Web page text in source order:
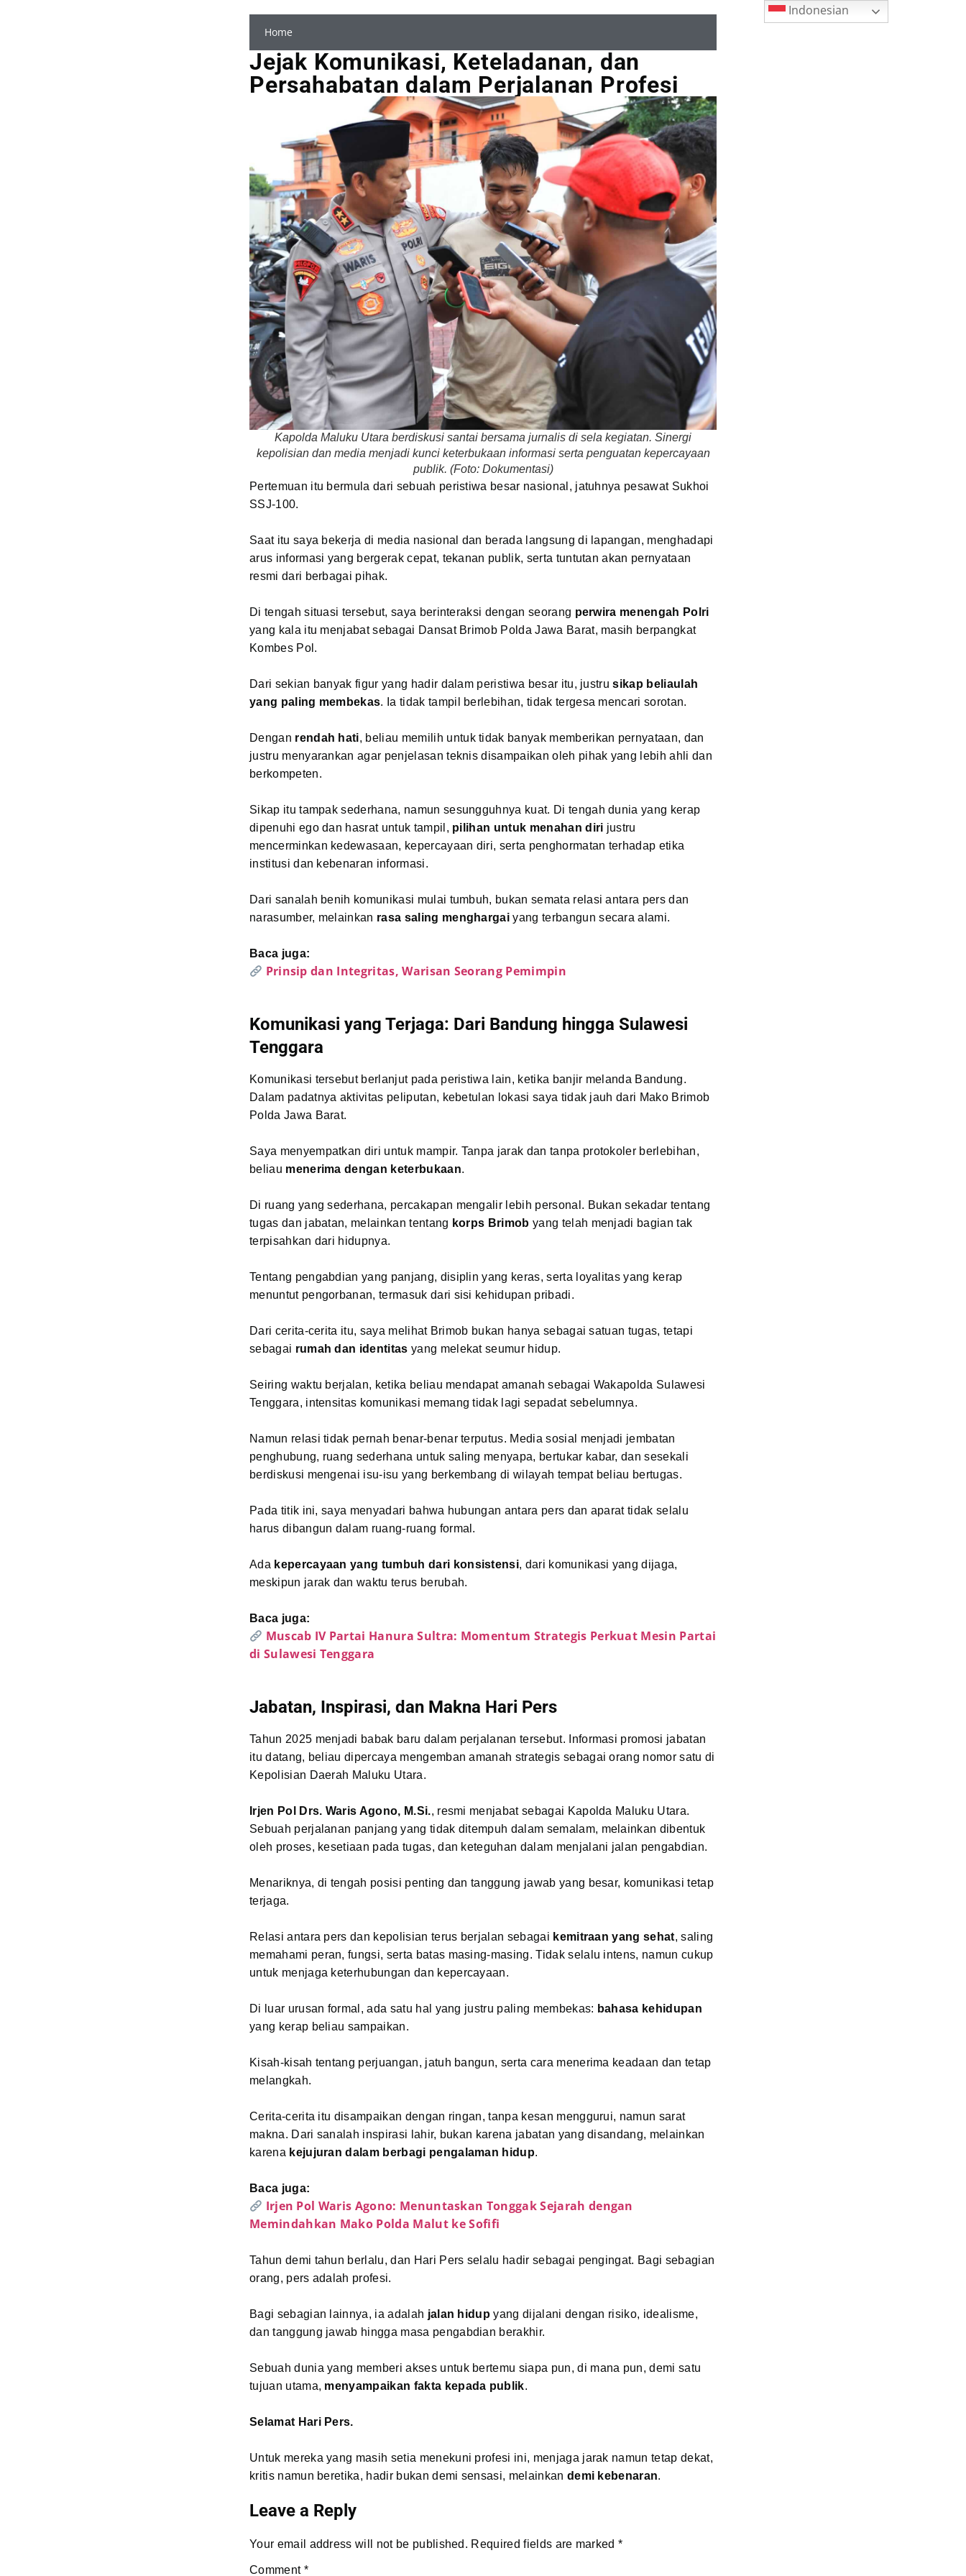
Home
Jejak Komunikasi, Keteladanan, dan
Persahabatan dalam Perjalanan Profesi
Kapolda Maluku Utara berdiskusi santai bersama jurnalis di sela kegiatan. Sinergi
kepolisian dan media menjadi kunci keterbukaan informasi serta penguatan kepercayaan
publik. (Foto: Dokumentasi)
Pertemuan itu bermula dari sebuah peristiwa besar nasional, jatuhnya pesawat Sukhoi
SSJ-100.
Saat itu saya bekerja di media nasional dan berada langsung di lapangan, menghadapi
arus informasi yang bergerak cepat, tekanan publik, serta tuntutan akan pernyataan
resmi dari berbagai pihak.
Di tengah situasi tersebut, saya berinteraksi dengan seorang perwira menengah Polri
yang kala itu menjabat sebagai Dansat Brimob Polda Jawa Barat, masih berpangkat
Kombes Pol.
Dari sekian banyak figur yang hadir dalam peristiwa besar itu, justrusikap beliaulah
yang paling membekas. Ia tidak tampil berlebihan, tidak tergesa mencari sorotan.
Dengan rendah hati, beliau memilih untuk tidak banyak memberikan pernyataan, dan
justru menyarankan agar penjelasan teknis disampaikan oleh pihak yang lebih ahli dan
berkompeten.
Sikap itu tampak sederhana, namun sesungguhnya kuat. Di tengah dunia yang kerap
dipenuhi ego dan hasrat untuk tampil, pilihan untuk menahan diri justru
mencerminkan kedewasaan, kepercayaan diri, serta penghormatan terhadap etika
institusi dan kebenaran informasi.
Dari sanalah benih komunikasi mulai tumbuh, bukan semata relasi antara pers dan
narasumber, melainkan rasa saling menghargai yang terbangun secara alami.
Baca juga:
Prinsip dan Integritas, Warisan Seorang Pemimpin
Komunikasi yang Terjaga: Dari Bandung hingga Sulawesi
Tenggara
Komunikasi tersebut berlanjut pada peristiwa lain, ketika banjir melanda Bandung.
Dalam padatnya aktivitas peliputan, kebetulan lokasi saya tidak jauh dari Mako Brimob
Polda Jawa Barat.
Saya menyempatkan diri untuk mampir. Tanpa jarak dan tanpa protokoler berlebihan,
beliau menerima dengan keterbukaan.
Di ruang yang sederhana, percakapan mengalir lebih personal. Bukan sekadar tentang
tugas dan jabatan, melainkan tentang korps Brimob yang telah menjadi bagian tak
terpisahkan dari hidupnya.
Tentang pengabdian yang panjang, disiplin yang keras, serta loyalitas yang kerap
menuntut pengorbanan, termasuk dari sisi kehidupan pribadi.
Dari cerita-cerita itu, saya melihat Brimob bukan hanya sebagai satuan tugas, tetapi
sebagai rumah dan identitas yang melekat seumur hidup.
Seiring waktu berjalan, ketika beliau mendapat amanah sebagai Wakapolda Sulawesi
Tenggara, intensitas komunikasi memang tidak lagi sepadat sebelumnya.
Namun relasi tidak pernah benar-benar terputus. Media sosial menjadi jembatan
penghubung, ruang sederhana untuk saling menyapa, bertukar kabar, dan sesekali
berdiskusi mengenai isu-isu yang berkembang di wilayah tempat beliau bertugas.
Pada titik ini, saya menyadari bahwa hubungan antara pers dan aparat tidak selalu
harus dibangun dalam ruang-ruang formal.
Ada kepercayaan yang tumbuh dari konsistensi, dari komunikasi yang dijaga,
meskipun jarak dan waktu terus berubah.
Baca juga:
Muscab IV Partai Hanura Sultra: Momentum Strategis Perkuat Mesin Partai
di Sulawesi Tenggara
Jabatan, Inspirasi, dan Makna Hari Pers
Tahun 2025 menjadi babak baru dalam perjalanan tersebut. Informasi promosi jabatan
itu datang, beliau dipercaya mengemban amanah strategis sebagai orang nomor satu di
Kepolisian Daerah Maluku Utara.
Irjen Pol Drs. Waris Agono, M.Si., resmi menjabat sebagai Kapolda Maluku Utara.
Sebuah perjalanan panjang yang tidak ditempuh dalam semalam, melainkan dibentuk
oleh proses, kesetiaan pada tugas, dan keteguhan dalam menjalani jalan pengabdian.
Menariknya, di tengah posisi penting dan tanggung jawab yang besar, komunikasi tetap
terjaga.
Relasi antara pers dan kepolisian terus berjalan sebagai kemitraan yang sehat, saling
memahami peran, fungsi, serta batas masing-masing. Tidak selalu intens, namun cukup
untuk menjaga keterhubungan dan kepercayaan.
Di luar urusan formal, ada satu hal yang justru paling membekas: bahasa kehidupan
yang kerap beliau sampaikan.
Kisah-kisah tentang perjuangan, jatuh bangun, serta cara menerima keadaan dan tetap
melangkah.
Cerita-cerita itu disampaikan dengan ringan, tanpa kesan menggurui, namun sarat
makna. Dari sanalah inspirasi lahir, bukan karena jabatan yang disandang, melainkan
karena kejujuran dalam berbagi pengalaman hidup.
Baca juga:
Irjen Pol Waris Agono: Menuntaskan Tonggak Sejarah dengan
Memindahkan Mako Polda Malut ke Sofifi
Tahun demi tahun berlalu, dan Hari Pers selalu hadir sebagai pengingat. Bagi sebagian
orang, pers adalah profesi.
Bagi sebagian lainnya, ia adalah jalan hidup yang dijalani dengan risiko, idealisme,
dan tanggung jawab hingga masa pengabdian berakhir.
Sebuah dunia yang memberi akses untuk bertemu siapa pun, di mana pun, demi satu
tujuan utama, menyampaikan fakta kepada publik.
Selamat Hari Pers.
Untuk mereka yang masih setia menekuni profesi ini, menjaga jarak namun tetap dekat,
kritis namun beretika, hadir bukan demi sensasi, melainkan demi kebenaran.
Leave a Reply
Your email address will not be published. Required fields are marked*
Comment *
Indonesian